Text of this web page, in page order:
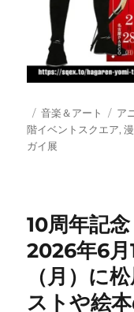
投
稿
日:
カ
テ
ゴ
音楽＆アート
タ
グ
ア
階イベントスクエア,
ガイ展
10周年記
2026年6月
（月）に
ストや絵